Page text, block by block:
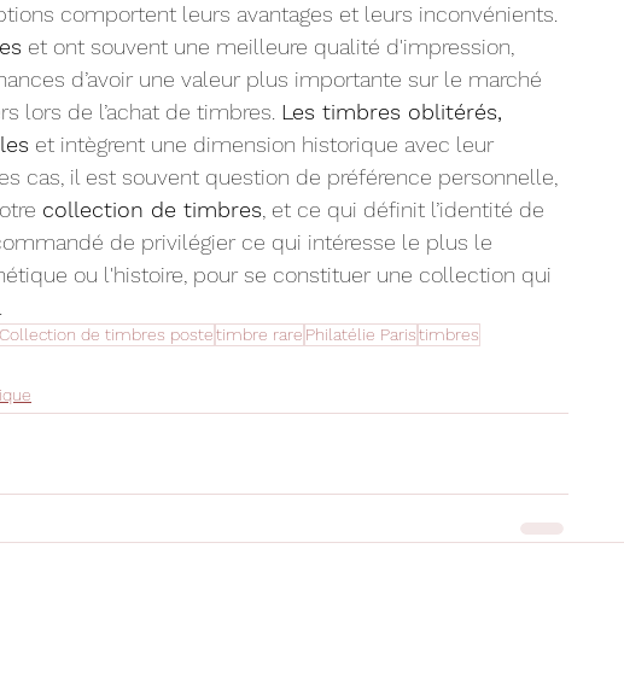
comportent leurs avantages et leurs inconvénients.
et ont souvent une meilleure qualité d'impression,
d’avoir une valeur plus importante sur le marché
lors de l’achat de timbres. Les timbres oblitérés,
et intègrent une dimension historique avec leur
cas, il est souvent question de préférence personnelle,
collection de timbres , et ce qui définit l’identité de
de privilégier ce qui intéresse le plus le
ou l'histoire, pour se constituer une collection qui
Collection de timbres postetimbre rare Philatélie Paristimbres